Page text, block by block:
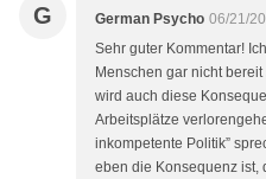
G German Psycho 06/21/
Sehr guter Kommentar!
Menschen gar nicht
wird auch diese
Arbeitsplätze
inkompetente Politik”
eben die Konsequenz ist,